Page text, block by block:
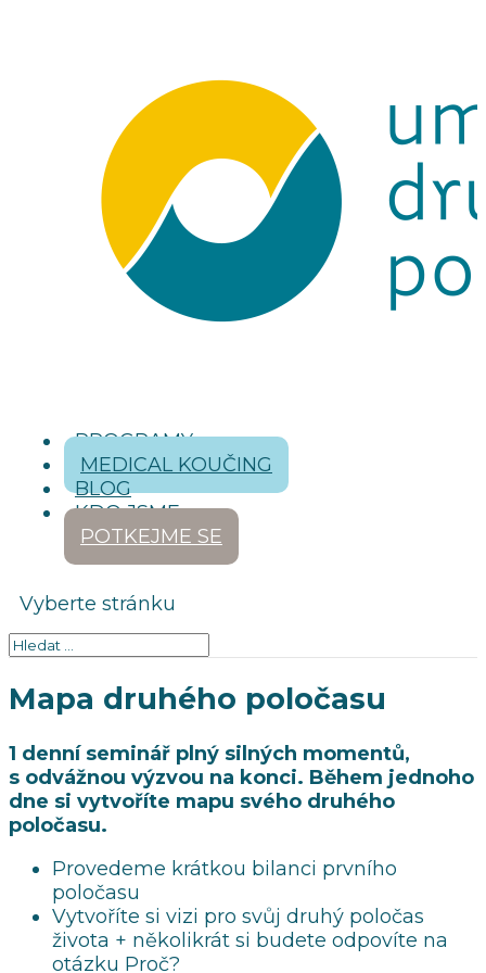
PROGRAMY
MEDICAL KOUČING
BLOG
KDO JSME
POTKEJME SE
Vyberte stránku
Mapa druhého poločasu
1 denní seminář plný silných momentů,
s odvážnou výzvou na konci. Během jednoho
dne si vytvoříte mapu svého druhého
poločasu.
Provedeme krátkou bilanci prvního
poločasu
Vytvoříte si vizi pro svůj druhý poločas
života + několikrát si budete odpovíte na
otázku Proč?